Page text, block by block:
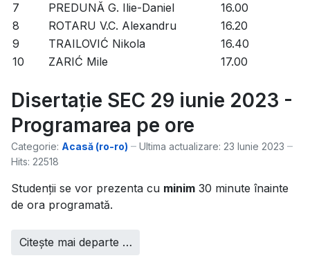
7
PREDUNĂ G. Ilie-Daniel
16.00
8
ROTARU V.C. Alexandru
16.20
9
TRAILOVIĆ Nikola
16.40
10
ZARIĆ Mile 17.00
Disertație SEC 29 iunie 2023 -
Programarea pe ore
Categorie: Acasă (ro-ro)
Ultima actualizare: 23 Iunie 2023
Hits: 22518
Studenții se vor prezenta cu minim 30 minute înainte
de ora programată.
Citește mai departe …